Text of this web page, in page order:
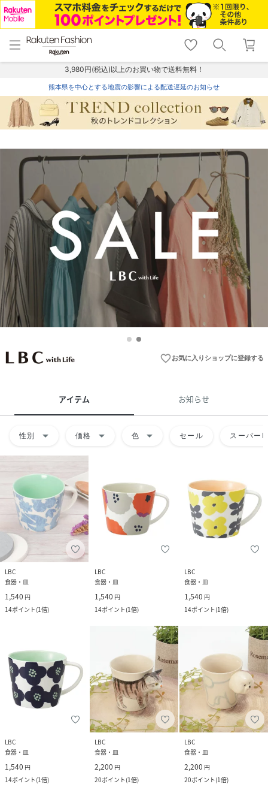
menu home
トップ
shopping_cart lock_outline
ログイン
3,980円(税込)以上のお買い物で送料無料！
熊本県を中心とする地震の影響による配送遅延のお知らせ
favorite_borderお気に入りショップに登録する
アイテム お知らせ
性別 arrow_drop_down 価格 arrow_drop_down 色 arrow_drop_down セール スーパー
LBC
食器・皿
1,540 円
14ポイント(1倍)
LBC
食器・皿
1,540 円
14ポイント(1倍)
LBC
食器・皿
1,540 円
14ポイント(1倍)
LBC
食器・皿
1,540 円
14ポイント(1倍)
LBC
食器・皿
2,200 円
20ポイント(1倍)
LBC
食器・皿
2,200 円
20ポイント(1倍)